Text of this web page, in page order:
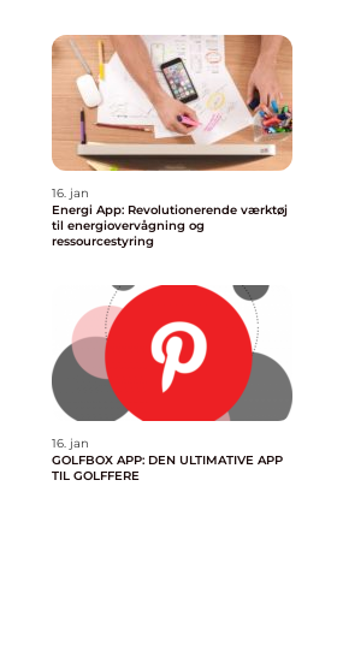
16. jan
Energi App: Revolutionerende værktøj
til energiovervågning og
ressourcestyring
16. jan
GOLFBOX APP: DEN ULTIMATIVE APP
TIL GOLFFERE